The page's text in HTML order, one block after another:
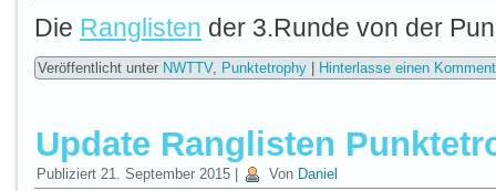
Die Ranglisten der 3.Runde von der
Veröffentlicht unter NWTTV, Punktetrophy Hinterlasse einen
Update Ranglisten
Publiziert 21. September 2015 Von Daniel